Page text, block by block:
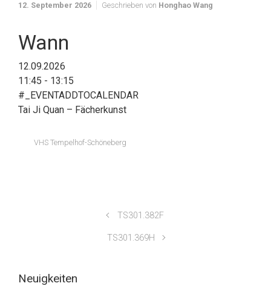
12. September 2026 Geschrieben von Honghao Wang
Wann
12.09.2026
11:45 - 13:15
#_EVENTADDTOCALENDAR
Tai Ji Quan – Fächerkunst
VHS Tempelhof-Schöneberg
TS301.382F
TS301.369H
Neuigkeiten